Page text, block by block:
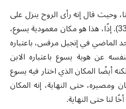
وحيث قال إنه رأى الروح ينزل على
يسوع ويستقر عليه (يوحنا 1: 33). إذًا، هذا هو مكان معمودية يسوع،
الماضي في إنجيل مرقس، باعتباره
عن هوية يسوع باعتباره الابن
أيضًا المكان الذي اختار فيه يسوع
حتى النهاية، إنه المكان
لنا حتى النهاية.